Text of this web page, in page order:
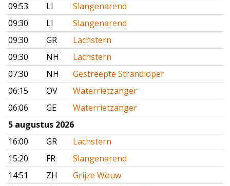
09:53
LI
Slangenarend
09:30
LI
Slangenarend
09:30
GR
Lachstern
09:30
NH
Lachstern
07:30
NH
Gestreepte Strandloper
06:15
OV
Waterrietzanger
06:06
GE
Waterrietzanger
5 augustus 2026
16:00
GR
Lachstern
15:20
FR
Slangenarend
14:51
ZH
Grijze Wouw